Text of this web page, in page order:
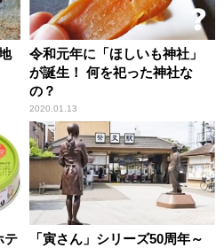
令和元年に「ほしいも神社」
が誕生！ 何を祀った神社な
の？
2020.01.13
テ
「寅さん」シリーズ50周年～